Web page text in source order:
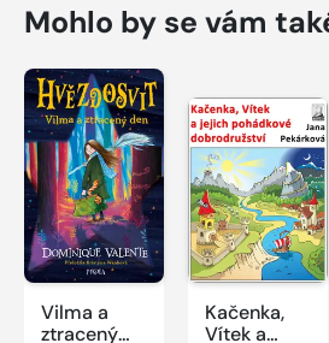
Mohlo by se vám
Vilma a
ztracený
Kačenka,
Vítek a